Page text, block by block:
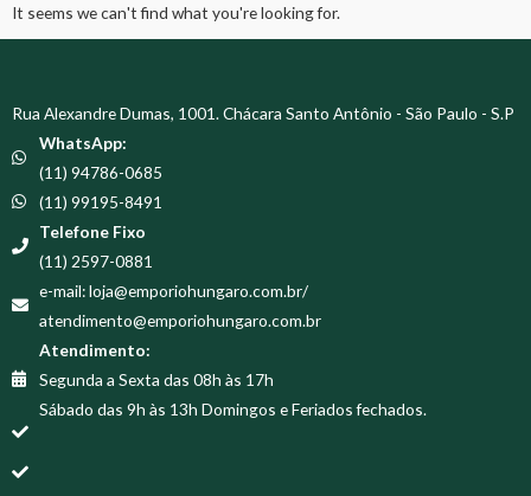
It seems we can't find what you're looking for.
Rua Alexandre Dumas, 1001. Chácara Santo Antônio - São Paulo - S.P
WhatsApp:
(11) 94786-0685
(11) 99195-8491
Telefone Fixo
(11) 2597-0881
e-mail: loja@emporiohungaro.com.br/
atendimento@emporiohungaro.com.br
Atendimento:
Segunda a Sexta das 08h às 17h
Sábado das 9h às 13h Domingos e Feriados fechados.